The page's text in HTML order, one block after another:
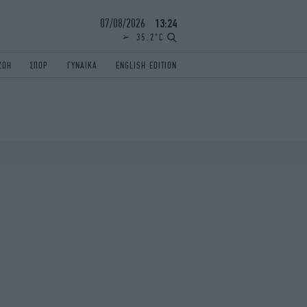
07/08/2026 13:24
35.2°C
ΣΠΟΡ ΓΥΝΑΙΚΑ ENGLISH EDITION